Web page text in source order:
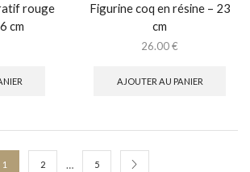
rouge
cm
Figurine coq en résine – 23
cm
26.00€
AJOUTER AU PANIER
1 2 … 5